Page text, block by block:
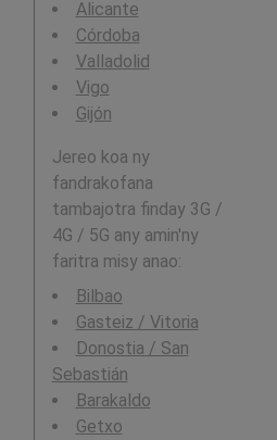
Alicante
Córdoba
Valladolid
Vigo
Gijón
Jereo koa ny
fandrakofana
tambajotra finday 3G /
4G / 5G any amin'ny
faritra misy anao:
Bilbao
Gasteiz / Vitoria
Donostia / San
Sebastián
Barakaldo
Getxo